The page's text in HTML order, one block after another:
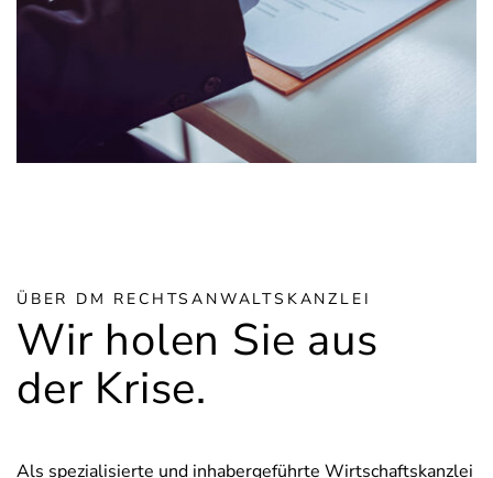
ÜBER DM RECHTSANWALTSKANZLEI
Wir holen Sie aus
der Krise.
Als spezialisierte und inhabergeführte Wirtschaftskanzlei